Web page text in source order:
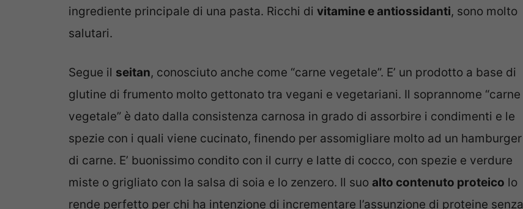
ingrediente principale di una pasta. Ricchi di vitamine e antiossidanti, sono molto
salutari.
Segue il seitan, conosciuto anche come “carne vegetale”. E’ un prodotto a base di
glutine di frumento molto gettonato tra vegani e vegetariani. Il soprannome “carne
vegetale” è dato dalla consistenza carnosa in grado di assorbire i condimenti e le
spezie con i quali viene cucinato, finendo per assomigliare molto ad un hamburger
di carne. E’ buonissimo condito con il curry e latte di cocco, con spezie e verdure
miste o grigliato con la salsa di soia e lo zenzero. Il suo alto contenuto proteico lo
rende perfetto per chi ha intenzione di incrementare l’assunzione di proteine senza